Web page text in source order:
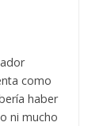
como
haber
ni mucho